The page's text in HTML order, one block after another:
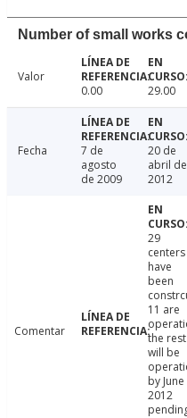
Number of small works
Valor
0.00
29.00
Fecha
7 de
agosto
de 2009
20 de
abril de
2012
Comentar
29
centers
have
been
11 are
the rest
will be
by June
2012